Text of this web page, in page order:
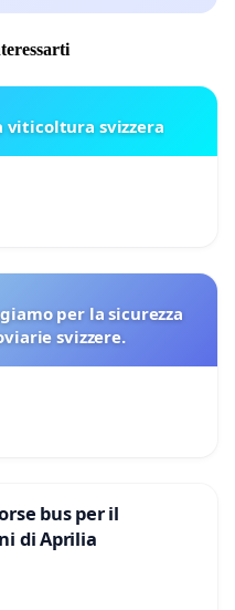
viticoltura svizzera
per la sicurezza
svizzere.
bus per il
di Aprilia